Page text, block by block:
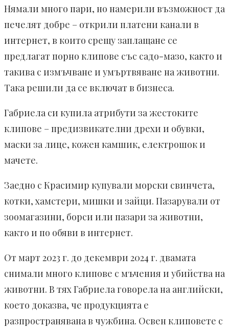
Нямали много пари, но намерили възможност да
печелят добре – открили платени канали в
интернет, в които срещу заплащане се
предлагат порно клипове със садо-мазо, както и
такива с измъчване и умъртвяване на животни.
Така решили да се включат в бизнеса.
Габриела си купила атрибути за жестоките
клипове – предизвикателни дрехи и обувки,
маски за лице, кожен камшик, електрошок и
мачете.
Заедно с Красимир купували морски свинчета,
котки, хамстери, мишки и зайци. Пазарували от
зоомагазини, борси или пазари за животни,
както и по обяви в интернет.
От март 2023 г. до декември 2024 г. двамата
снимали много клипове с мъчения и убийства на
животни. В тях Габриела говорела на английски,
което доказва, че продукцията е
разпространявана в чужбина. Освен клиповете с